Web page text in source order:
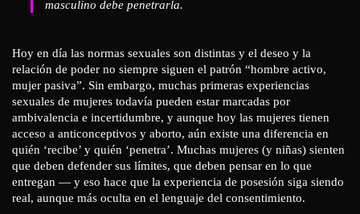
masculino debe penetrarla.
Hoy en día las normas sexuales son distintas y el deseo y la
relación de poder no siempre siguen el patrón “hombre activo,
mujer pasiva”. Sin embargo, muchas primeras experiencias
sexuales de mujeres todavía pueden estar marcadas por
ambivalencia e incertidumbre, y aunque hoy las mujeres tienen
acceso a anticonceptivos y aborto, aún existe una diferencia en
quién ‘recibe’ y quién ‘penetra’. Muchas mujeres (y niñas) sienten
que deben defender sus límites, que deben pensar en lo que
entregan — y eso hace que la experiencia de posesión siga siendo
real, aunque más oculta en el lenguaje del consentimiento.